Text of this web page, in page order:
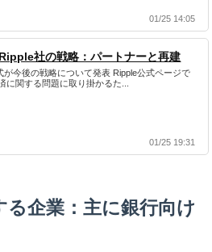
01/25 14:05
Ripple社の戦略：パートナーと再建
が今後の戦略について発表 Ripple公式ページで
に関する問題に取り掛かるた...
01/25 19:31
企業：主に銀行向け